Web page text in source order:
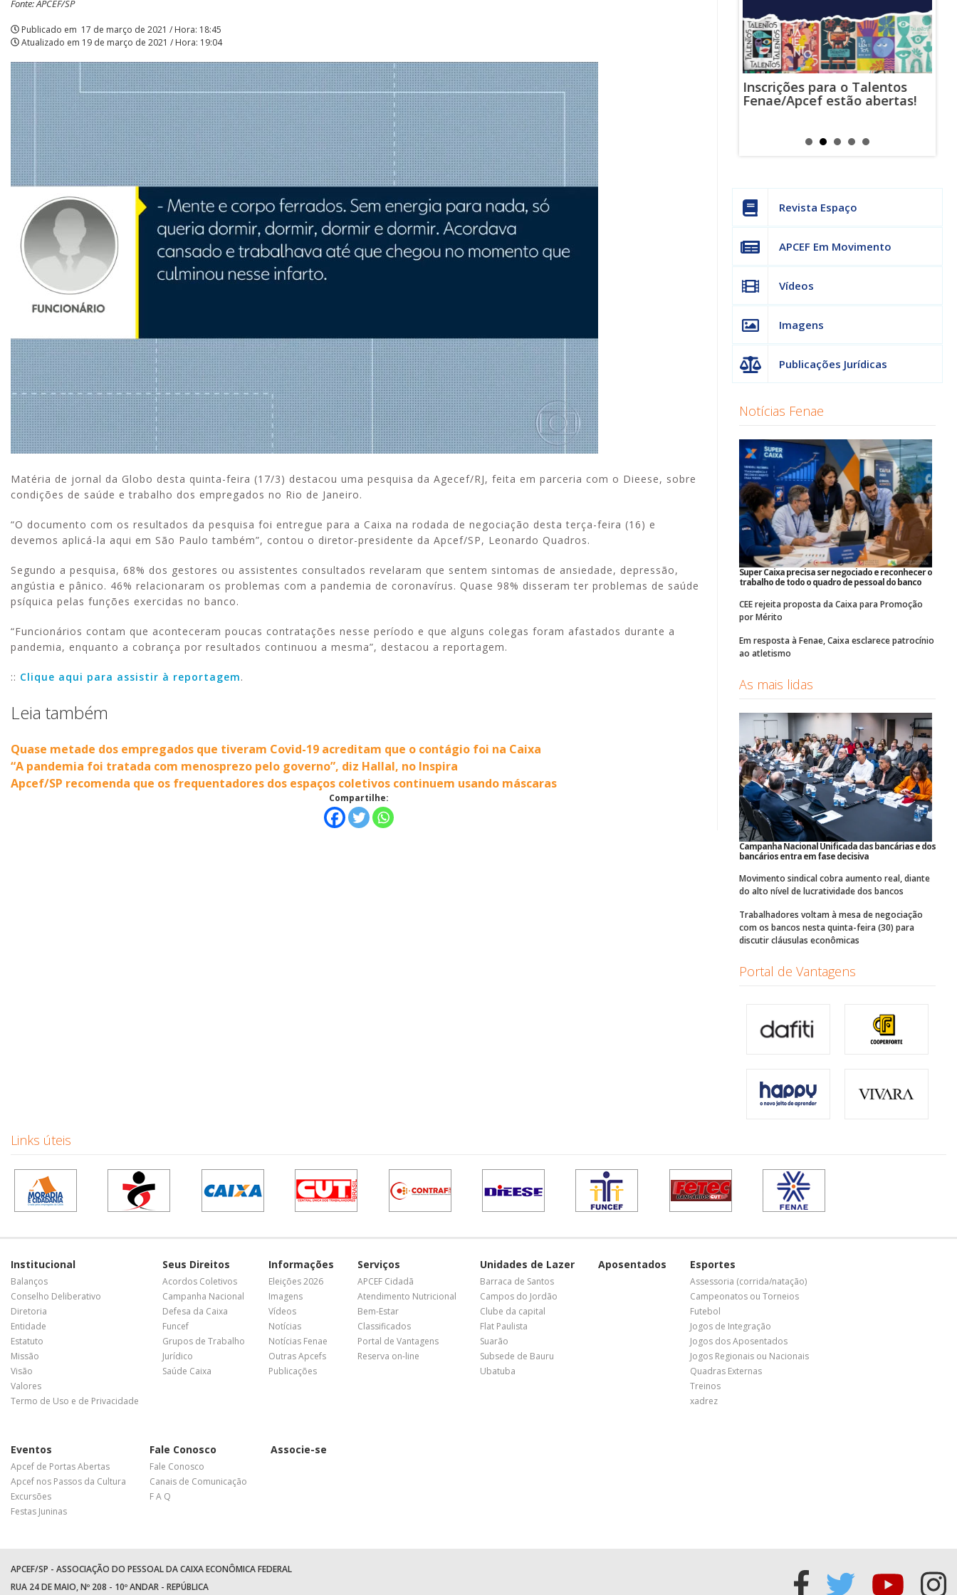
empregados
da
Caixa
repercute
na
imprensa
|
APCEF/SP
Fonte: APCEF/SP
Publicado em 17 de março de 2021 / Hora: 18:45
Atualizado em 19 de março de 2021 / Hora: 19:04
Matéria de jornal da Globo desta quinta-feira (17/3) destacou uma pesquisa da Agecef/RJ, feita em parceria com o Dieese, sobre
condições de saúde e trabalho dos empregados no Rio de Janeiro.
“O documento com os resultados da pesquisa foi entregue para a Caixa na rodada de negociação desta terça-feira (16) e
devemos aplicá-la aqui em São Paulo também”, contou o diretor-presidente da Apcef/SP, Leonardo Quadros.
Segundo a pesquisa, 68% dos gestores ou assistentes consultados revelaram que sentem sintomas de ansiedade, depressão,
angústia e pânico. 46% relacionaram os problemas com a pandemia de coronavírus. Quase 98% disseram ter problemas de saúde
psíquica pelas funções exercidas no banco.
“Funcionários contam que aconteceram poucas contratações nesse período e que alguns colegas foram afastados durante a
pandemia, enquanto a cobrança por resultados continuou a mesma”, destacou a reportagem.
:: Clique aqui para assistir à reportagem.
Leia também
Quase metade dos empregados que tiveram Covid-19 acreditam que o contágio foi na Caixa
“A pandemia foi tratada com menosprezo pelo governo”, diz Hallal, no Inspira
Apcef/SP recomenda que os frequentadores dos espaços coletivos continuem usando máscaras
Compartilhe:
Aproveite a parceria da Apcef
com o Sesi e invista em saúde
e momentos de lazer!
Alerta: golpistas usam
WhatsApp e e-mail para
enviar falsas mensagens
sobre processos judiciais
Inscrições para o Talentos
Fenae/Apcef estão abertas!
Revista Espaço
APCEF Em Movimento
Vídeos
Imagens
Publicações Jurídicas
Notícias Fenae
Super Caixa precisa ser negociado e reconhecer o
trabalho de todo o quadro de pessoal do banco
CEE rejeita proposta da Caixa para Promoção
por Mérito
Em resposta à Fenae, Caixa esclarece patrocínio
ao atletismo
As mais lidas
Campanha Nacional Unificada das bancárias e dos
bancários entra em fase decisiva
Movimento sindical cobra aumento real, diante
do alto nível de lucratividade dos bancos
Trabalhadores voltam à mesa de negociação
com os bancos nesta quinta-feira (30) para
discutir cláusulas econômicas
Portal de Vantagens
Links úteis
Institucional
Balanços
Conselho Deliberativo
Diretoria
Entidade
Estatuto
Missão
Visão
Valores
Termo de Uso e de Privacidade
Seus Direitos
Acordos Coletivos
Campanha Nacional
Defesa da Caixa
Funcef
Grupos de Trabalho
Jurídico
Saúde Caixa
Informações
Eleições 2026
Imagens
Vídeos
Notícias
Notícias Fenae
Outras Apcefs
Publicações
Serviços
APCEF Cidadã
Atendimento Nutricional
Bem-Estar
Classificados
Portal de Vantagens
Reserva on-line
Unidades de Lazer
Barraca de Santos
Campos do Jordão
Clube da capital
Flat Paulista
Suarão
Subsede de Bauru
Ubatuba
Aposentados Esportes
Assessoria (corrida/natação)
Campeonatos ou Torneios
Futebol
Jogos de Integração
Jogos dos Aposentados
Jogos Regionais ou Nacionais
Quadras Externas
Treinos
xadrez
Eventos
Apcef de Portas Abertas
Apcef nos Passos da Cultura
Excursões
Festas Juninas
Fale Conosco
Fale Conosco
Canais de Comunicação
F A Q
Associe-se
APCEF/SP - ASSOCIAÇÃO DO PESSOAL DA CAIXA ECONÔMICA FEDERAL
RUA 24 DE MAIO, Nº 208 - 10º ANDAR - REPÚBLICA
Acessar
Acessar